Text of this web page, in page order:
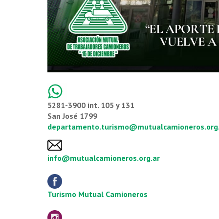
5281-3900 int. 105 y 131
San José 1799
info@mutualcamioneros.org.ar
Turismo Mutual Camioneros